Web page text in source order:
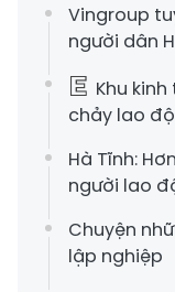
Vingroup
người dân
Khu
chảy lao
Hà Tĩnh:
người lao
Chuyện
lập nghiệp